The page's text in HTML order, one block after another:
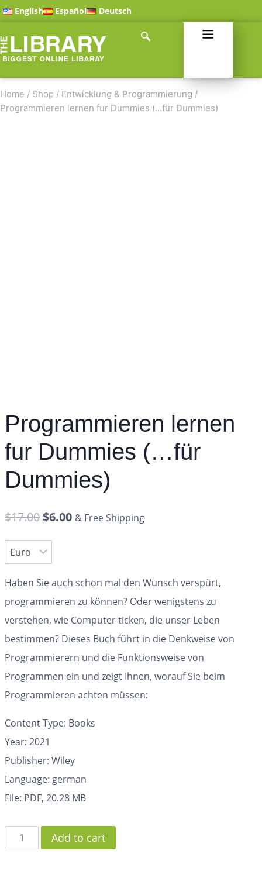
English Español Deutsch
Home / Shop / Entwicklung & Programmierung /
Programmieren lernen fur Dummies (…für Dummies)
Programmieren lernen
fur Dummies (…für
Dummies)
$17.00 $6.00 & Free Shipping
Haben Sie auch schon mal den Wunsch verspürt,
programmieren zu können? Oder wenigstens zu
verstehen, wie Computer ticken, die unser Leben
bestimmen? Dieses Buch führt in die Denkweise von
Programmierern und die Funktionsweise von
Programmen ein und zeigt Ihnen, worauf Sie beim
Programmieren achten müssen:
Content Type: Books
Year: 2021
Publisher: Wiley
Language: german
File: PDF, 20.28 MB
Add to cart